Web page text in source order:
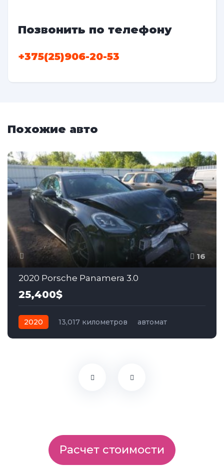
Позвонить по телефону
+375(25)906-20-53
Похожие авто
16
2020 Porsche Panamera 3.0
25,400$
2020 13,017 километров
автомат
Расчет стоимости